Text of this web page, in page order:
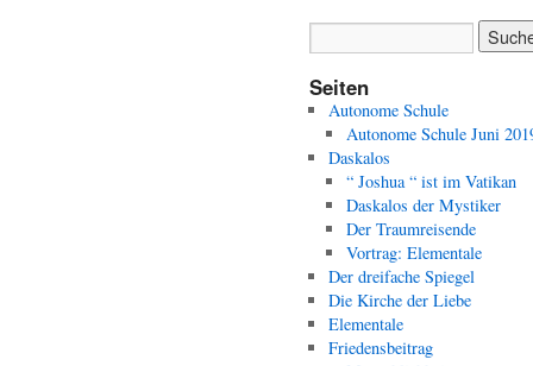
Seiten
Autonome Schule
Autonome Schule Juni
Daskalos
“ Joshua “ ist im Vatikan
Daskalos der Mystiker
Der Traumreisende
Vortrag: Elementale
Der dreifache Spiegel
Die Kirche der Liebe
Elementale
Friedensbeitrag